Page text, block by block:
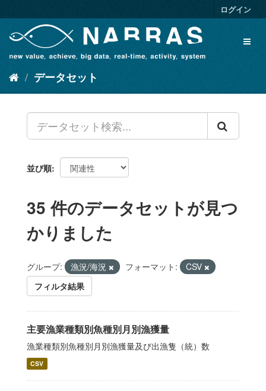
キ
ログイン
データセット
並び順
35 件のデータセットが見つ
かりました
グループ: 漁況/海況 フォーマット:
CSV
フィルタ結果
主要漁業種類別魚種別月別漁獲量
漁業種類別魚種別月別漁獲量及び出漁隻（統）数
CSV